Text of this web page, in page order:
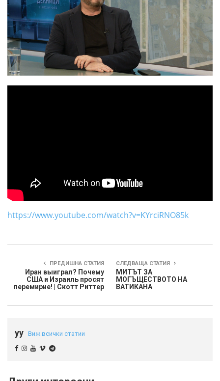
https://www.youtube.com/watch?v=KYrciRNO85k
ПРЕДИШНА СТАТИЯ
Иран выиграл? Почему
США и Израиль просят
перемирие! | Скотт Риттер
СЛЕДВАЩА СТАТИЯ
МИТЪТ ЗА
МОГЪЩЕСТВОТО НА
ВАТИКАНА
yy Виж всички статии